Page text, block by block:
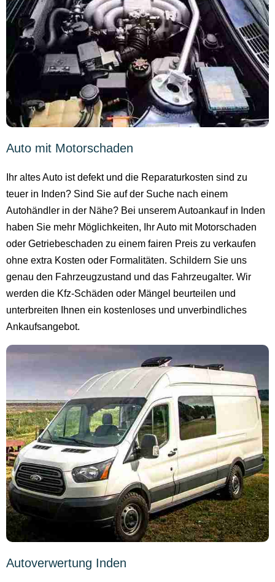
Auto mit Motorschaden
Ihr altes Auto ist defekt und die Reparaturkosten sind zu
teuer in Inden? Sind Sie auf der Suche nach einem
Autohändler in der Nähe? Bei unserem Autoankauf in Inden
haben Sie mehr Möglichkeiten, Ihr Auto mit Motorschaden
oder Getriebeschaden zu einem fairen Preis zu verkaufen
ohne extra Kosten oder Formalitäten. Schildern Sie uns
genau den Fahrzeugzustand und das Fahrzeugalter. Wir
werden die Kfz-Schäden oder Mängel beurteilen und
unterbreiten Ihnen ein kostenloses und unverbindliches
Ankaufsangebot.
Autoverwertung Inden